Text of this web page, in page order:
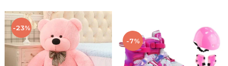
-23%
-7%